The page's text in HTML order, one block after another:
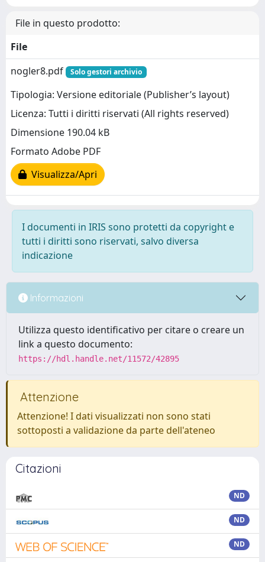
File in questo prodotto:
File
nogler8.pdf
Solo gestori archivio
Tipologia: Versione editoriale (Publisher’s layout)
Licenza: Tutti i diritti riservati (All rights reserved)
Dimensione 190.04 kB
Formato Adobe PDF
Visualizza/Apri
I documenti in IRIS sono protetti da copyright e
tutti i diritti sono riservati, salvo diversa
indicazione
Informazioni
Utilizza questo identificativo per citare o creare un
link a questo documento:
https://hdl.handle.net/11572/42895
Attenzione
Attenzione! I dati visualizzati non sono stati
sottoposti a validazione da parte dell'ateneo
Citazioni
ND
ND
ND